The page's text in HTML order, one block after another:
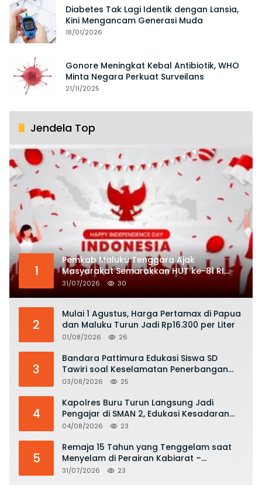
Diabetes Tak Lagi Identik dengan Lansia,
Kini Mengancam Generasi Muda
18/01/2026
Gonore Meningkat Kebal Antibiotik, WHO
Minta Negara Perkuat Surveilans
21/11/2025
Jendela Top
1
Pemkab Maluku Tenggara Ajak
Masyarakat Semarakkan HUT ke-81 RI
dengan Semangat Nasionalisme
31/07/2026 30
2
Mulai 1 Agustus, Harga Pertamax di Papua
dan Maluku Turun Jadi Rp16.300 per Liter
01/08/2026 26
3
Bandara Pattimura Edukasi Siswa SD
Tawiri soal Keselamatan Penerbangan
dan Bahaya Bermain Layang-layang di
03/08/2026 25
4
Kapolres Buru Turun Langsung Jadi
Pengajar di SMAN 2, Edukasi Kesadaran
Hukum dan Stop Kekerasan
04/08/2026 23
5
Remaja 15 Tahun yang Tenggelam saat
Menyelam di Perairan Kabiarat –
Tanimbar Ditemukan Meninggal
31/07/2026 23